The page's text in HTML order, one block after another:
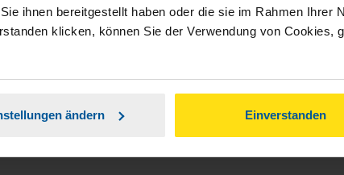
ihnen bereitgestellt haben oder die sie im Rahmen Ihrer
klicken, können Sie der Verwendung von Cookies,
ändern Einverstanden
Baden-Württemberg Bayern Berlin
Sachsen-Anhalt